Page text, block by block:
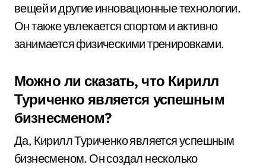
вещей и другие инновационные технологии.
Он также увлекается спортом и активно
занимается физическими тренировками.
Можно ли сказать, что Кирилл
Туриченко является успешным
бизнесменом?
Да, Кирилл Туриченко является успешным
бизнесменом. Он создал несколько